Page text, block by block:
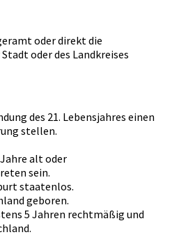
oder direkt die
oder des Landkreises
des 21. Lebensjahres einen
stellen.
alt oder
sein.
staatenlos.
geboren.
5 Jahren rechtmäßig und